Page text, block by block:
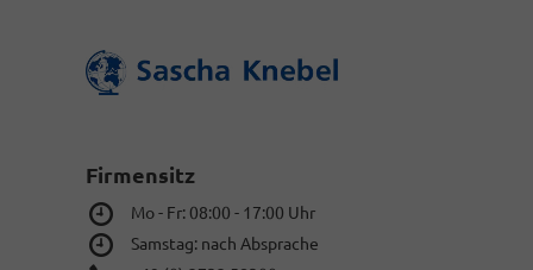
Firmensitz
Mo - Fr: 08:00 - 17:00 Uhr
Samstag: nach Absprache